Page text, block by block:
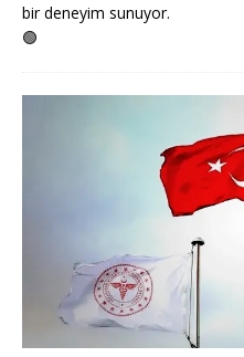
bir deneyim sunuyor.
🟢